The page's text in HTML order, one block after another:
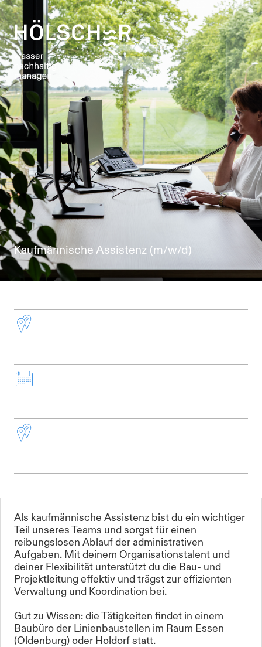
Kaufmännische Assistenz (m/w/d)
Als kaufmännische Assistenz bist du ein wichtiger
Teil unseres Teams und sorgst für einen
reibungslosen Ablauf der administrativen
Aufgaben. Mit deinem Organisationstalent und
deiner Flexibilität unterstützt du die Bau- und
Projektleitung effektiv und trägst zur effizienten
Verwaltung und Koordination bei.
Gut zu Wissen: die Tätigkeiten findet in einem
Baubüro der Linienbaustellen im Raum Essen
(Oldenburg) oder Holdorf statt.